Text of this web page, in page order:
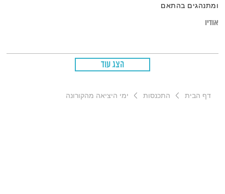
ומתנהגים בהתאם
אודיו
הצג עוד
דף הבית התכנסות ימי היציאה מהקורונה